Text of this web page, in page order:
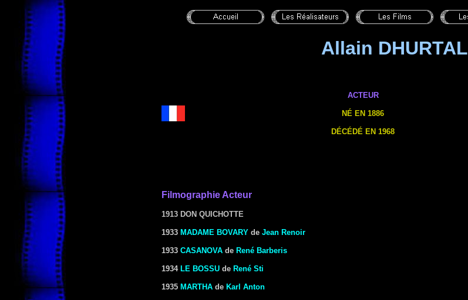
Allain DHURTAL
ACTEUR
NÉ EN 1886
DÉCÉDÉ EN 1968
Filmographie Acteur
1913 DON QUICHOTTE
1933 MADAME BOVARY de Jean Renoir
1933 CASANOVA de René Barberis
1934 LE BOSSU de René Sti
1935 MARTHA de Karl Anton